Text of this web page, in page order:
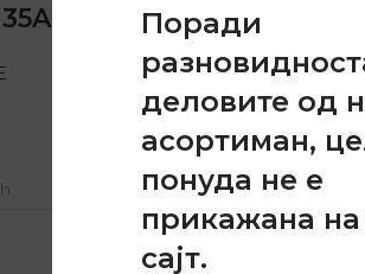
Поради
деловите од
асортиман,
понуда не е
прикажана на
сајт.
ВО КОШНИЦА